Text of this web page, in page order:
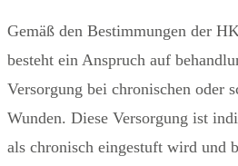
Gemäß den Bestimmungen der
besteht ein Anspruch auf
Versorgung bei chronischen oder
Wunden. Diese Versorgung ist
als chronisch eingestuft wird und